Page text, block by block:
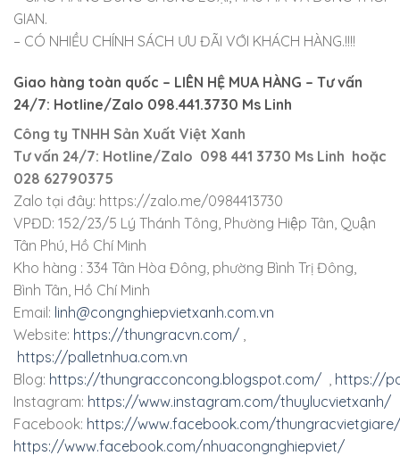
GIAN.
– CÓ NHIỀU CHÍNH SÁCH ƯU ĐÃI VỚI KHÁCH HÀNG.!!!!
Giao hàng toàn quốc – LIÊN HỆ MUA HÀNG – Tư vấn
24/7: Hotline/Zalo 098.441.3730 Ms Linh
Công ty TNHH Sản Xuất Việt Xanh
Tư vấn 24/7: Hotline/Zalo 098 441 3730 Ms Linh hoặc
028 62790375
Zalo tại đây: https://zalo.me/0984413730
VPĐD: 152/23/5 Lý Thánh Tông, Phường Hiệp Tân, Quận
Tân Phú, Hồ Chí Minh
Kho hàng : 334 Tân Hòa Đông, phường Bình Trị Đông,
Bình Tân, Hồ Chí Minh
Email: linh@congnghiepvietxanh.com.vn
Website: https://thungracvn.com/
https://palletnhua.com.vn
Blog: https://thungracconcong.blogspot.com/
https://
Instagram: https://www.instagram.com/thuylucvietxanh/
Facebook: https://www.facebook.com/thungracvietgiare/
https://www.facebook.com/nhuacongnghiepviet/